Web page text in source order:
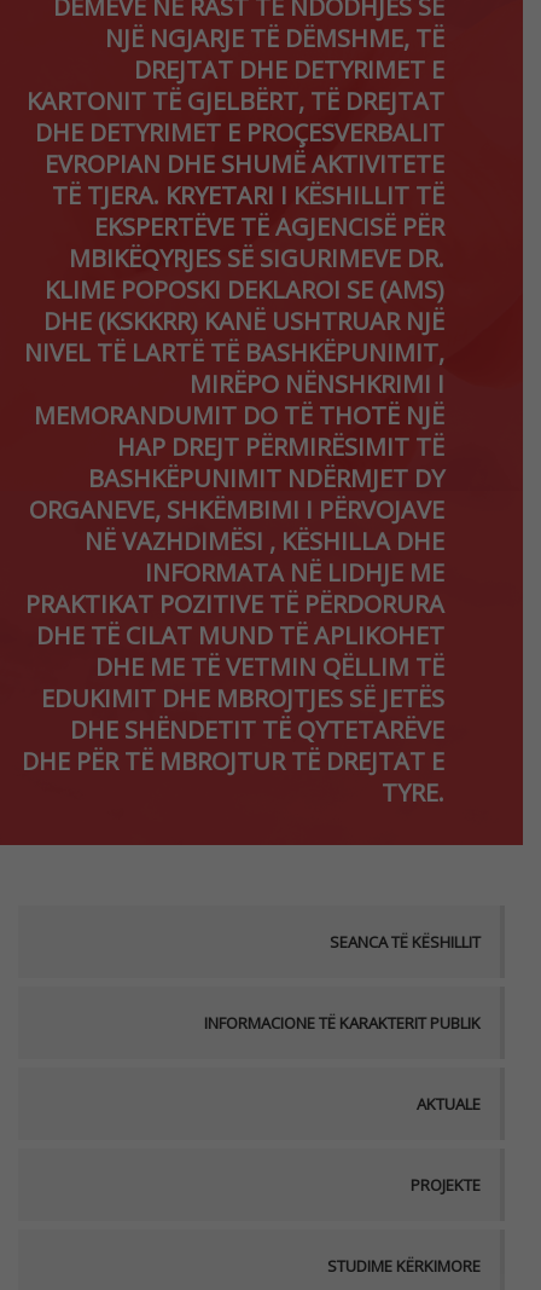
DËMEVE NË RAST TË NDODHJES SË
NJË NGJARJE TË DËMSHME, TË
DREJTAT DHE DETYRIMET E
KARTONIT TË GJELBËRT, TË DREJTAT
DHE DETYRIMET E PROÇESVERBALIT
EVROPIAN DHE SHUMË AKTIVITETE
TË TJERA. KRYETARI I KËSHILLIT TË
EKSPERTËVE TË AGJENCISË PËR
MBIKËQYRJES SË SIGURIMEVE DR.
KLIME POPOSKI DEKLAROI SE (AMS)
DHE (KSKKRR) KANË USHTRUAR NJË
NIVEL TË LARTË TË BASHKËPUNIMIT,
MIRËPO NËNSHKRIMI I
MEMORANDUMIT DO TË THOTË NJË
HAP DREJT PËRMIRËSIMIT TË
BASHKËPUNIMIT NDËRMJET DY
ORGANEVE, SHKËMBIMI I PËRVOJAVE
NË VAZHDIMËSI , KËSHILLA DHE
INFORMATA NË LIDHJE ME
PRAKTIKAT POZITIVE TË PËRDORURA
DHE TË CILAT MUND TË APLIKOHET
DHE ME TË VETMIN QËLLIM TË
EDUKIMIT DHE MBROJTJES SË JETËS
DHE SHËNDETIT TË QYTETARËVE
DHE PËR TË MBROJTUR TË DREJTAT E
TYRE.
SEANCA TË KËSHILLIT
INFORMACIONE TË KARAKTERIT PUBLIK
AKTUALE
PROJEKTE
STUDIME KËRKIMORE